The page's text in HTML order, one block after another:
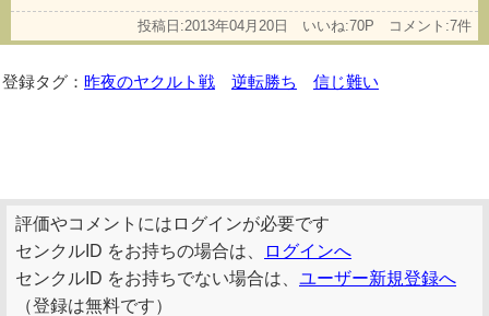
投稿日:2013年04月20日 いいね:70P コメント:7件
登録タグ： 昨夜のヤクルト戦 逆転勝ち 信じ難い
評価やコメントにはログインが必要です
センクルID をお持ちの場合は、
ログインへ
センクルID をお持ちでない場合は、 ユーザー新規登録へ
（登録は無料です）